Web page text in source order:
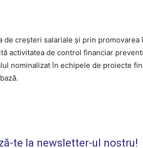
creșteri salariale și prin
activitatea de control financiar
nominalizat în echipele de proiecte
te la newsletter-ul nostru!